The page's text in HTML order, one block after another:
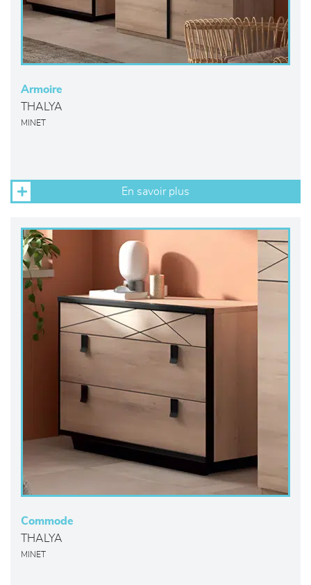
Armoire
THALYA
MINET
En savoir plus
Commode
THALYA
MINET